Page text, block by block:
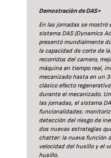
Demostración de DAS+
En las jornadas se
sistema DAS (Dynamics
presentó mundialmente
la capacidad de corte de
recorridos del carnero,
máquina en tiempo real,
mecanizado hasta en un
clásico efecto
durante el mecanizado.
las jornadas, el sistema
funcionalidades:
detección del riesgo de
dos nuevas estrategias
chatter: la nueva función
velocidad del husillo y el
husillo.